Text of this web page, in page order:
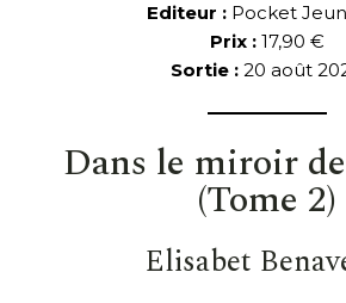
Editeur :Pocket
Prix :17,90 €
Sortie : 20 août
Dans le miroir
(Tome 2)
Elisabet